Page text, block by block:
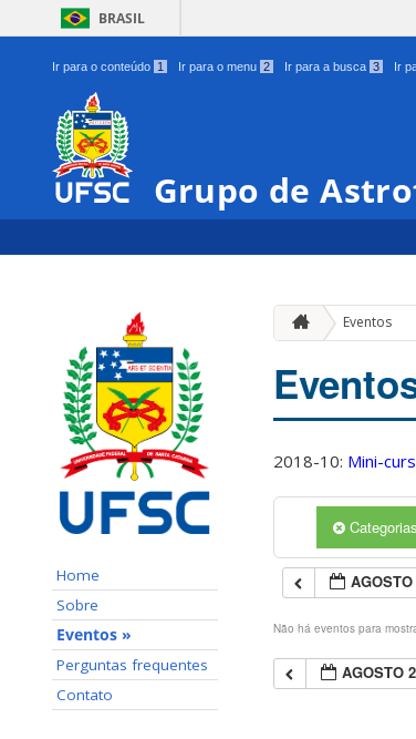
BRASIL
Ir para o conteúdo 1 Ir para o menu 2 Ir para a busca 3 Ir
Grupo de
Home
Sobre
Eventos »
Perguntas frequentes
Contato
Eventos
2018-10: Mini-
Categorias
Não há eventos para
AGOSTO